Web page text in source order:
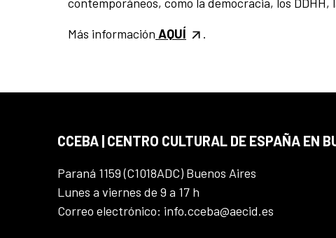
Más información AQUÍ .
CCEBA | CENTRO CULTURAL DE ESPAÑA EN
Paraná 1159 (C1018ADC) Buenos Aires
Lunes a viernes de 9 a 17 h
Correo electrónico: info.cceba@aecid.es